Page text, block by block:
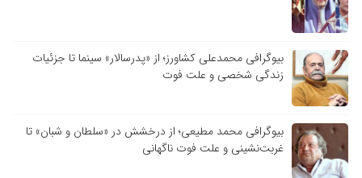
بیوگرافی محمدعلی کشاورز؛ از «پدرسالار» سینما تا جزئیات
زندگی شخصی و علت فوت
بیوگرافی محمد مطیعی؛ از درخشش در «سلطان و شبان» تا
غربت‌نشینی و علت فوت ناگهانی